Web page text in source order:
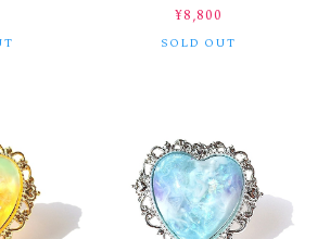
¥8,800
SOLD OUT